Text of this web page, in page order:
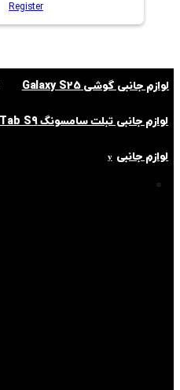
Register
لوازم جانبی گوشی Galaxy S25
لوازم جانبی تبلت سامسونگ Galaxy Tab S9
لوازم جانبی